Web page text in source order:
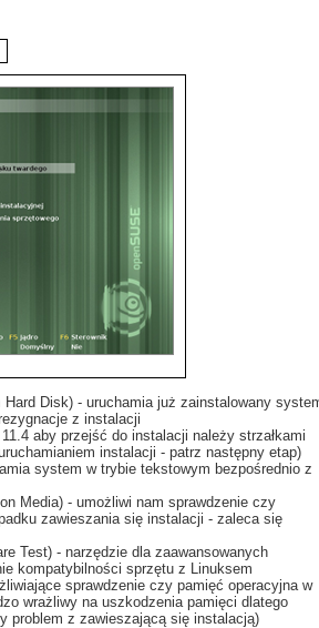
Disk) - uruchamia już zainstalowany
z instalacji
aby przejść do instalacji należy strzałkami
instalacji - patrz następny etap)
system w trybie tekstowym bezpośrednio z
Media) - umożliwi nam sprawdzenie czy
zawieszania się instalacji - zaleca się
Test) - narzędzie dla zaawansowanych
kompatybilności sprzętu z Linuksem
sprawdzenie czy pamięć operacyjna w
wrażliwy na uszkodzenia pamięci dlatego
problem z zawieszającą się instalacją)